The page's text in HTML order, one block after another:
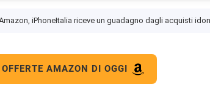
iPhoneItalia riceve un guadagno dagli acquisti
OFFERTE AMAZON DI OGGI